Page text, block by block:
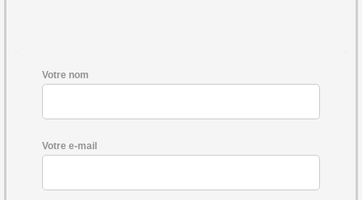
Votre nom
Votre e-mail